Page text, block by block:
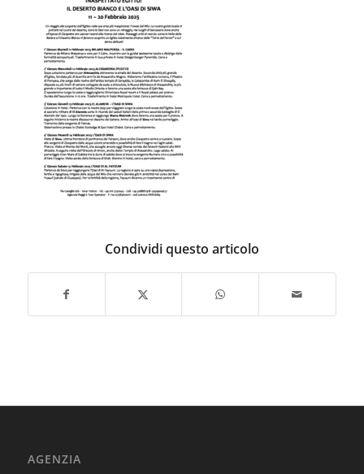
Condividi questo articolo
AGENZIA